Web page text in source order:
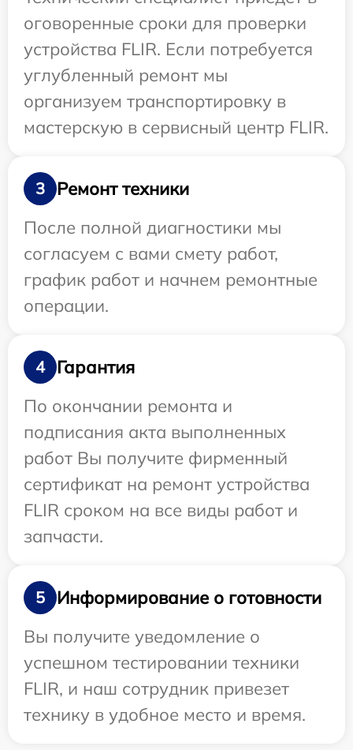
оговоренные сроки для проверки
устройства FLIR. Если потребуется
углубленный ремонт мы
организуем транспортировку в
мастерскую в сервисный центр FLIR.
3
Ремонт техники
После полной диагностики мы
согласуем с вами смету работ,
график работ и начнем ремонтные
операции.
4
Гарантия
По окончании ремонта и
подписания акта выполненных
работ Вы получите фирменный
сертификат на ремонт устройства
FLIR сроком на все виды работ и
запчасти.
5
Информирование о готовности
Вы получите уведомление о
успешном тестировании техники
FLIR, и наш сотрудник привезет
технику в удобное место и время.